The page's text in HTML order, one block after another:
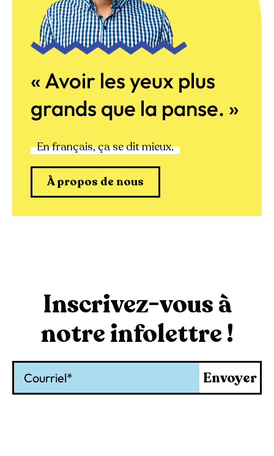
« Avoir les yeux plus
grands que la panse. »
En français, ça se dit mieux.
À propos de nous
Inscrivez-vous à
notre infolettre !
Envoyer